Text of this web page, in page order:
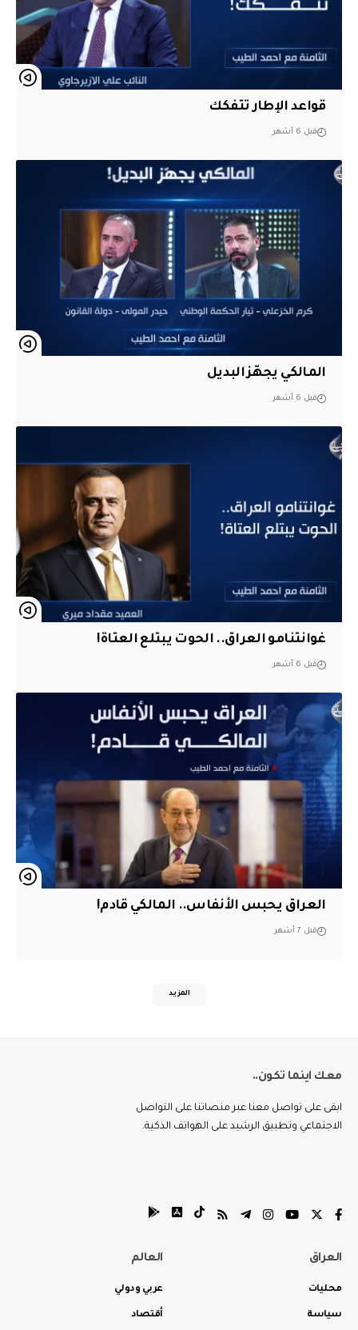
قواعد الإطار تتفكك
قبل 6 أشهر
المالكي يجهّز البديل
قبل 6 أشهر
غوانتنامو العراق.. الحوت يبتلع العتاة!
قبل 6 أشهر
العراق يحبس الأنفاس.. المالكي قادم!
قبل 7 أشهر
المزيد
معك اينما تكون..
ابقى على تواصل معنا عبر منصاتنا على التواصل
الاجتماعي وتطبيق الرشيد على الهواتف الذكية.
العراق
محليات
سياسة
العالم
عربي ودولي
أقتصاد